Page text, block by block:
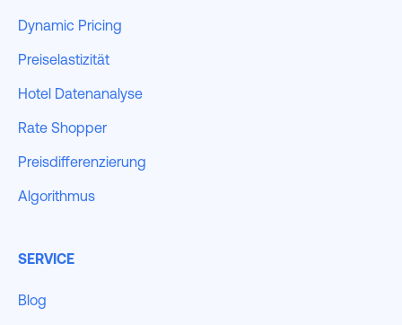
Dynamic Pricing
Preiselastizität
Hotel Datenanalyse
Rate Shopper
Preisdifferenzierung
Algorithmus
SERVICE
Blog